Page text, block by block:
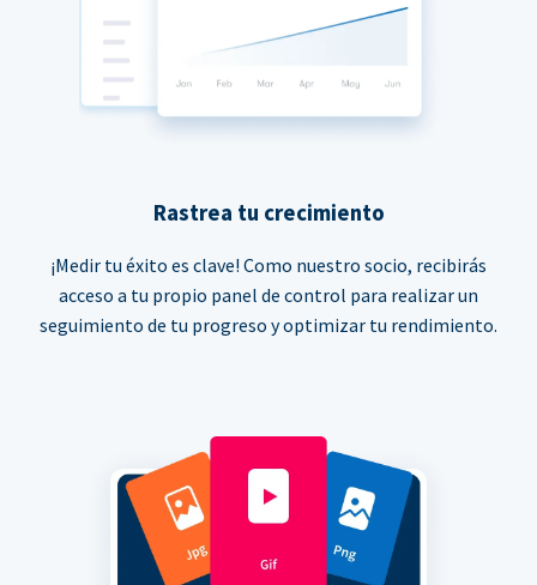
Rastrea tu crecimiento
¡Medir tu éxito es clave! Como nuestro socio, recibirás
acceso a tu propio panel de control para realizar un
seguimiento de tu progreso y optimizar tu rendimiento.